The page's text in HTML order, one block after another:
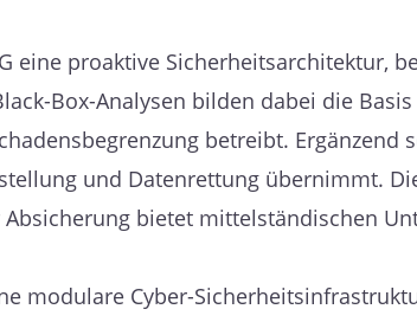
eine proaktive Sicherheitsarchitektur,
Box-Analysen bilden dabei die
betreibt. Ergänzend
und Datenrettung übernimmt.
bietet mittelständischen
modulare Cyber-